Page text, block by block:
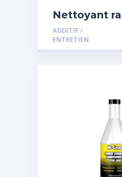
Nettoyant
ADDITIF /
ENTRETIEN